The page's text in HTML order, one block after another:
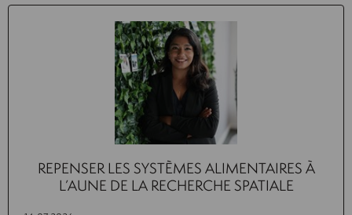
REPENSER LES SYSTÈMES ALIMENTAIRES À
L’AUNE DE LA RECHERCHE SPATIALE